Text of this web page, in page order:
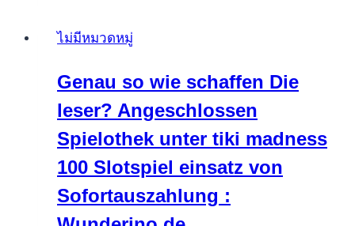
Uk
5
Pound
Minimum
Put
Casinos
ไม่มีหมวดหมู่
Genau so wie schaffen Die
leser? Angeschlossen
Spielothek unter tiki madness
100 Slotspiel einsatz von
Sofortauszahlung :